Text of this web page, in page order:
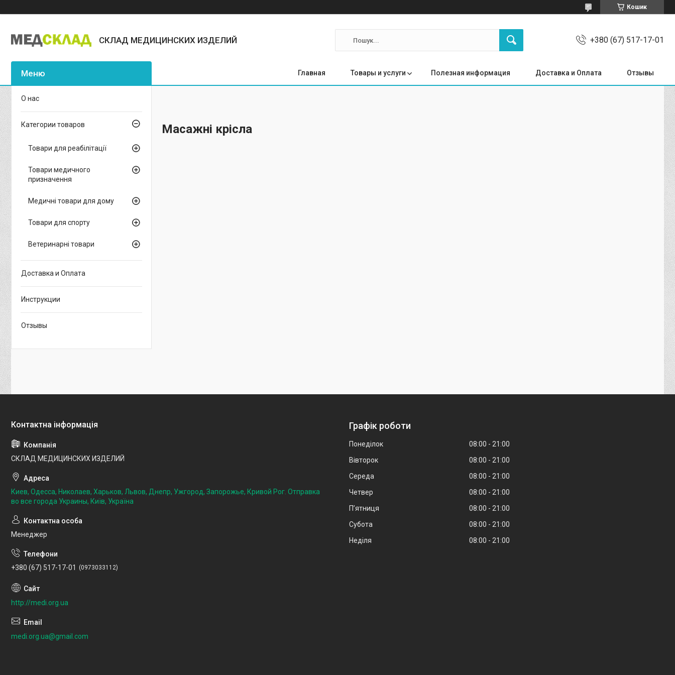
Кошик
СКЛАД МЕДИЦИНСКИХ ИЗДЕЛИЙ +380 (67) 517-17-01
Главная Товары и услуги Полезная информация Доставка и Оплата Отзывы
Масажні крісла
О нас
Категории товаров
Товари для реабілітації
Товари медичного
призначення
Медичні товари для дому
Товари для спорту
Ветеринарні товари
Доставка и Оплата
Инструкции
Отзывы
СКЛАД МЕДИЦИНСКИХ ИЗДЕЛИЙ
Киев, Одесса, Николаев, Харьков, Львов, Днепр, Ужгород, Запорожье, Кривой Рог. Отправка
во все города Украины, Київ, Україна
Менеджер
+380 (67) 517-17-01 0973033112
http://medi.org.ua
medi.org.ua@gmail.com
Графік роботи
Понеділок 08:00
21:00
Вівторок
08:00
21:00
Середа
08:00
21:00
Четвер
08:00
21:00
Пʼятниця
08:00
21:00
Субота
08:00
21:00
Неділя
08:00 21:00